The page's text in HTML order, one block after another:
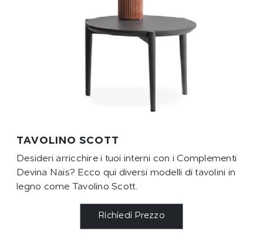
TAVOLINO SCOTT
Desideri arricchire i tuoi interni con i Complementi
Devina Nais? Ecco qui diversi modelli di tavolini in
legno come Tavolino Scott.
Richiedi Prezzo